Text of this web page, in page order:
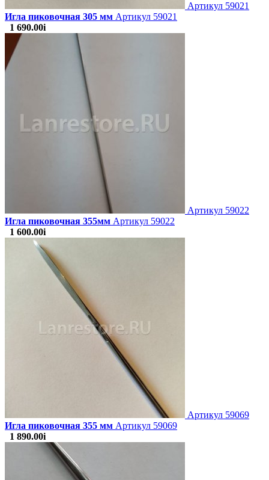
Артикул 59021
Игла пиковочная 305 мм Артикул 59021
1 690.00i
Артикул 59022
Игла пиковочная 355мм Артикул 59022
1 600.00i
Артикул 59069
Игла пиковочная 355 мм Артикул 59069
1 890.00i